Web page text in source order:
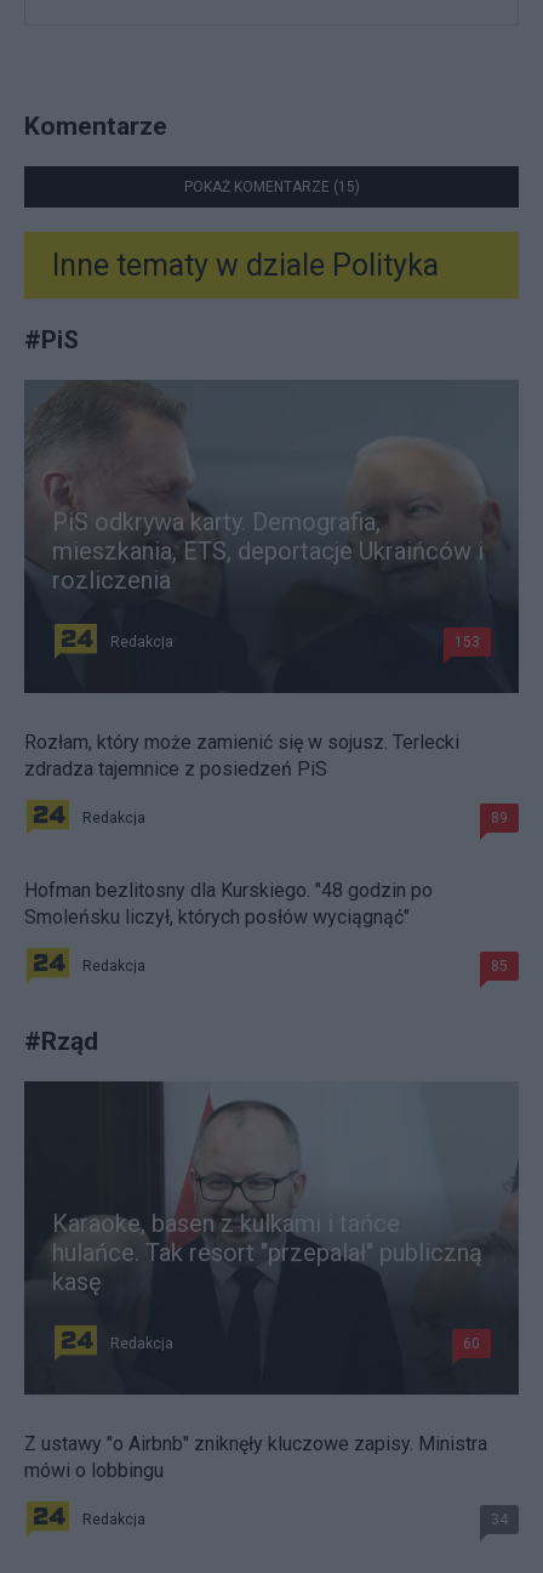
Komentarze
POKAŻ KOMENTARZE (15)
Inne tematy w dziale Polityka
#PiS
PiS odkrywa karty. Demografia,
mieszkania, ETS, deportacje Ukraińców i
rozliczenia
Redakcja 153
Rozłam, który może zamienić się w sojusz. Terlecki
zdradza tajemnice z posiedzeń PiS
Redakcja 89
Hofman bezlitosny dla Kurskiego. "48 godzin po
Smoleńsku liczył, których posłów wyciągnąć"
Redakcja 85
#Rząd
Karaoke, basen z kulkami i tańce
hulańce. Tak resort "przepalał" publiczną
kasę
Redakcja 60
Z ustawy "o Airbnb" zniknęły kluczowe zapisy. Ministra
mówi o lobbingu
Redakcja 34